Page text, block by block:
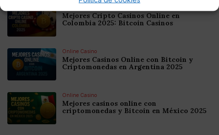
Mejores Cripto Casinos Online en
Colombia 2025: Bitcoin Casinos
Online Casino
Mejores Casinos Online con Bitcoin y
Criptomonedas en Argentina 2025
Online Casino
Mejores casinos online con
criptomonedas y Bitcoin en México 2025